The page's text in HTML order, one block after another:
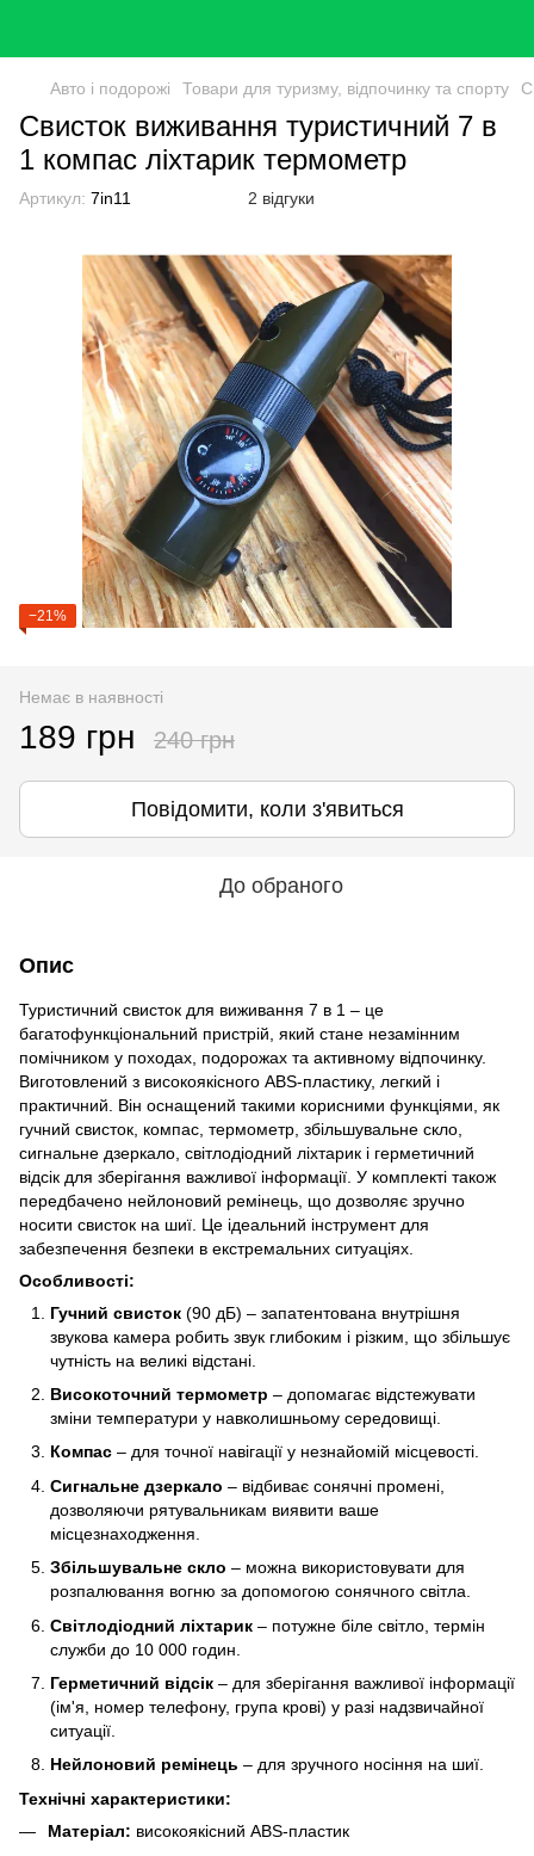
Авто і подорожі Товари для туризму, відпочинку та спорту
Свисток виживання туристичний 7 в
1 компас ліхтарик термометр
Артикул: 7in11 2 відгуки
−21%
Немає в наявності
189 грн 240 грн
Повідомити, коли з'явиться
До обраного
Опис
Туристичний свисток для виживання 7 в 1 – це
багатофункціональний пристрій, який стане незамінним
помічником у походах, подорожах та активному відпочинку.
Виготовлений з високоякісного ABS-пластику, легкий і
практичний. Він оснащений такими корисними функціями, як
гучний свисток, компас, термометр, збільшувальне скло,
сигнальне дзеркало, світлодіодний ліхтарик і герметичний
відсік для зберігання важливої інформації. У комплекті також
передбачено нейлоновий ремінець, що дозволяє зручно
носити свисток на шиї. Це ідеальний інструмент для
забезпечення безпеки в екстремальних ситуаціях.
Особливості:
Гучний свисток (90 дБ) – запатентована внутрішня
звукова камера робить звук глибоким і різким, що збільшує
чутність на великі відстані.
Високоточний термометр – допомагає відстежувати
зміни температури у навколишньому середовищі.
Компас – для точної навігації у незнайомій місцевості.
Сигнальне дзеркало – відбиває сонячні промені,
дозволяючи рятувальникам виявити ваше
місцезнаходження.
Збільшувальне скло – можна використовувати для
розпалювання вогню за допомогою сонячного світла.
Світлодіодний ліхтарик – потужне біле світло, термін
служби до 10 000 годин.
Герметичний відсік – для зберігання важливої інформації
(ім'я, номер телефону, група крові) у разі надзвичайної
ситуації.
Нейлоновий ремінець – для зручного носіння на шиї.
Технічні характеристики:
Матеріал: високоякісний ABS-пластик